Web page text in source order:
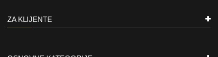
ZA KLIJENTE